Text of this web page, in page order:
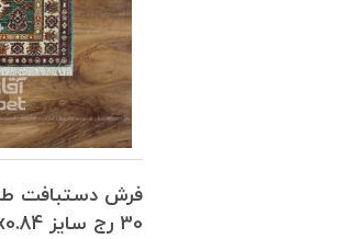
فرش دستبافت
30 رج سایز 1.25x0.84